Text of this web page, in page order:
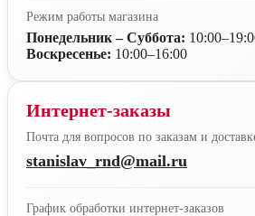
Режим работы магазина
Понедельник – Суббота:
Воскресенье: 10:00–16:00
Интернет-заказы
Почта для вопросов по заказам и
stanislav_rnd@mail.ru
График обработки интернет-заказов